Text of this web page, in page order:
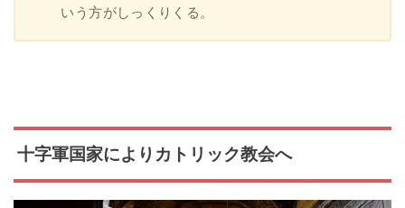
いう方がしっくりくる。
十字軍国家によりカトリック教会へ